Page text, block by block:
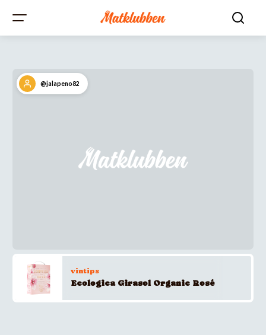
@jalapeno82
vintips
Ecologica Girasol Organic Rosé